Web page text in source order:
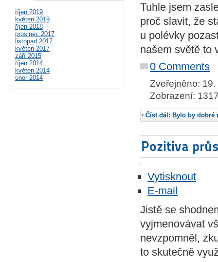
říjen 2019
květen 2019
říjen 2018
prosinec 2017
listopad 2017
květen 2017
září 2015
říjen 2014
květen 2014
únor 2014
Tuhle jsem
proč slavit, že
u polévky
našem světě to
0 Comments
Zveřejněno:
Zobrazení:
Číst dál: Bylo by dobré
Pozitiva
Vytisknout
E-mail
Jistě se
vyjmenovávat
nevzpomněl,
to skutečně